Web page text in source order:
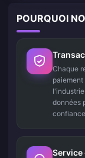
POURQUOI
Chaque
données